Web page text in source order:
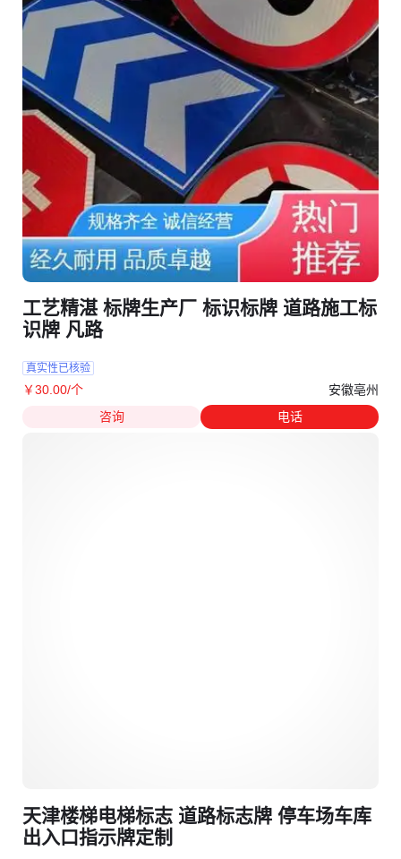
工艺精湛 标牌生产厂 标识标牌 道路施工标
识牌 凡路
真实性已核验
￥30 .00/个
安徽亳州
咨询
电话
天津楼梯电梯标志 道路标志牌 停车场车库
出入口指示牌定制